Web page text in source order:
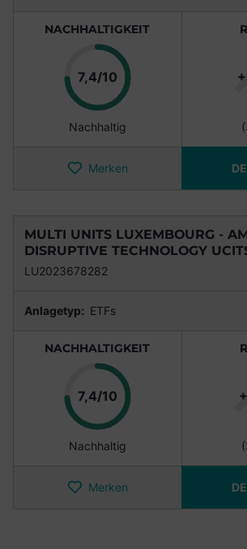
NACHHALTIGKEIT
7,4/10Punkte
Nachhaltig
Merken
MULTI UNITS LUXEMBOURG -
DISRUPTIVE TECHNOLOGY
LU2023678282
Anlagetyp: ETFs
NACHHALTIGKEIT
7,4/10Punkte
Nachhaltig
Merken